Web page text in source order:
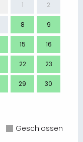
1 2
8 9
15 16
22 23
29 30
Geschlossen